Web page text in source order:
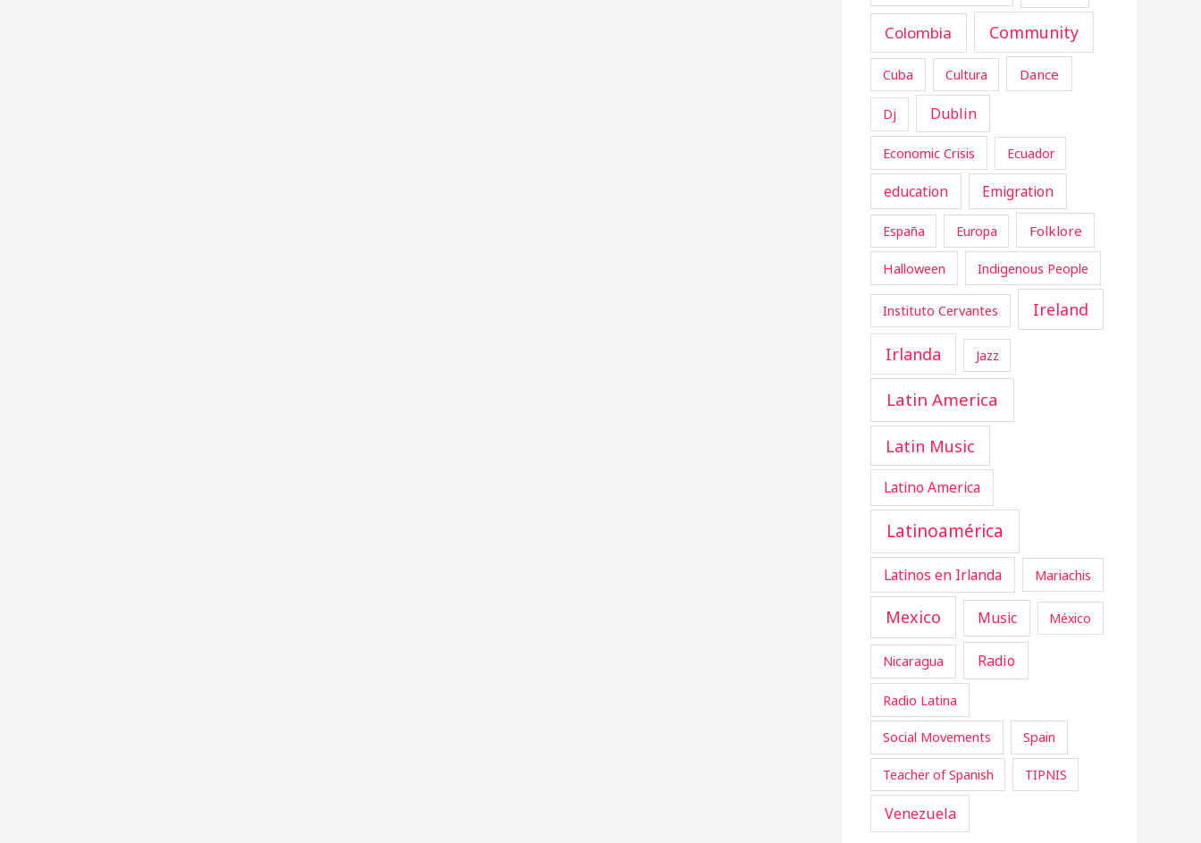
Colombia Community
Cuba Cultura Dance
Dj Dublin
Economic Crisis Ecuador
education Emigration
España Europa Folklore
Halloween Indigenous People
Instituto Cervantes Ireland
Irlanda Jazz
Latin America
Latin Music
Latino America
Latinoamérica
Latinos en Irlanda Mariachis
Mexico Music México
Nicaragua Radio
Radio Latina
Social Movements Spain
Teacher of Spanish TIPNIS
Venezuela